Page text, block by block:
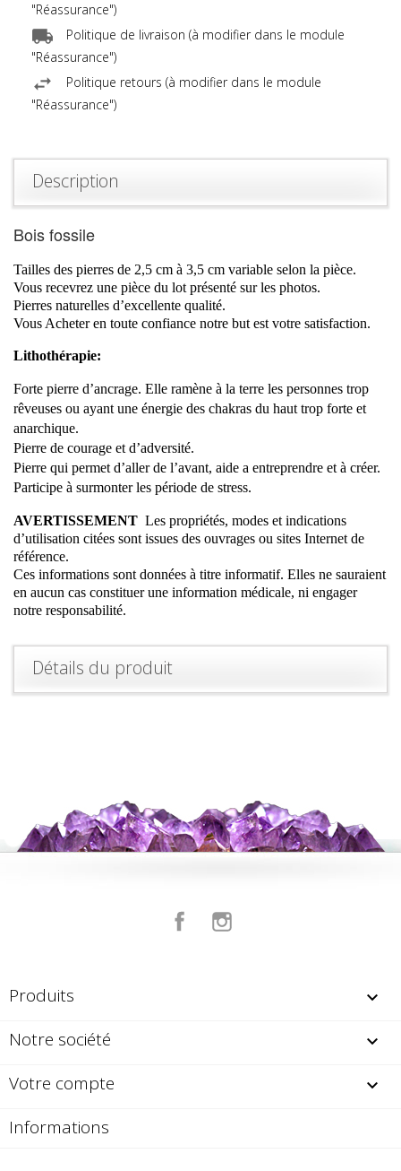
"Réassurance")
Politique de livraison (à modifier dans le module
"Réassurance")
Politique retours (à modifier dans le module
"Réassurance")
Description
Bois fossile
Tailles des pierres de 2,5 cm à 3,5 cm variable selon la pièce.
Vous recevrez une pièce du lot présenté sur les photos.
Pierres naturelles d’excellente qualité.
Vous Acheter en toute confiance notre but est votre satisfaction.
Lithothérapie:
Forte pierre d’ancrage. Elle ramène à la terre les personnes trop
rêveuses ou ayant une énergie des chakras du haut trop forte et
anarchique.
Pierre de courage et d’adversité.
Pierre qui permet d’aller de l’avant, aide a entreprendre et à créer.
Participe à surmonter les période de stress.
AVERTISSEMENT Les propriétés, modes et indications
d’utilisation citées sont issues des ouvrages ou sites Internet de
référence.
Ces informations sont données à titre informatif. Elles ne sauraient
en aucun cas constituer une information médicale, ni engager
notre responsabilité.
Détails du produit
Facebook
Produits 
Notre société 
Votre compte 
Informations